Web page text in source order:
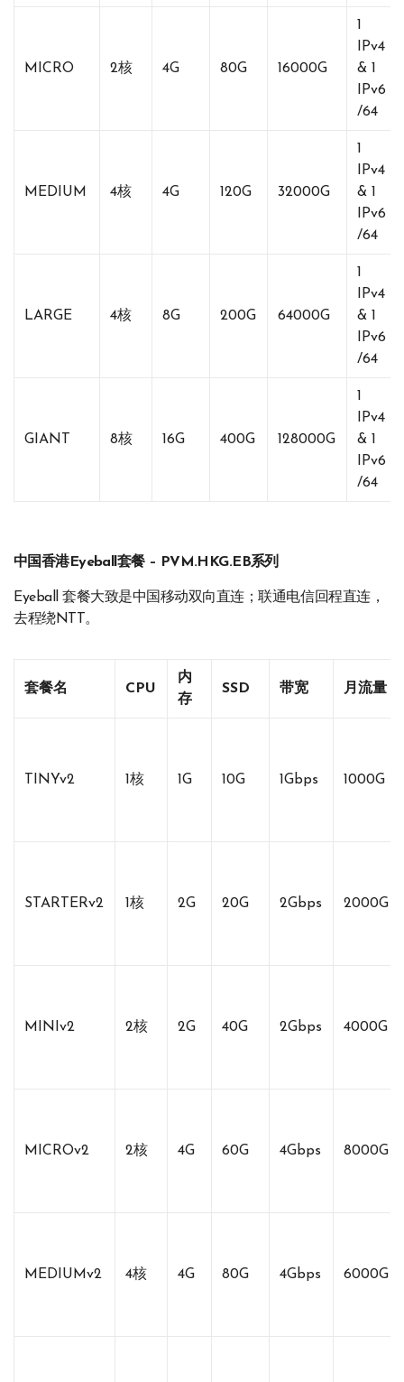
MICRO 2核 4G 80G 16000G
1
IPv4
& 1
IPv6
/64
MEDIUM 4核 4G 120G 32000G
1
IPv4
& 1
IPv6
/64
LARGE 4核 8G 200G 64000G
1
IPv4
& 1
IPv6
/64
GIANT 8核 16G 400G 128000G
1
IPv4
& 1
IPv6
/64
中国香港Eyeball套餐 – PVM.HKG.EB系列
Eyeball 套餐大致是中国移动双向直连；联通电信回程直连，
去程绕NTT。
套餐名 CPU
内
存
SSD 带宽 月流量
TINYv2 1核 1G 10G 1Gbps 1000G
STARTERv2 1核 2G 20G 2Gbps 2000G
MINIv2 2核 2G 40G 2Gbps 4000G
MICROv2 2核 4G 60G 4Gbps 8000G
MEDIUMv2 4核 4G 80G 4Gbps 6000G